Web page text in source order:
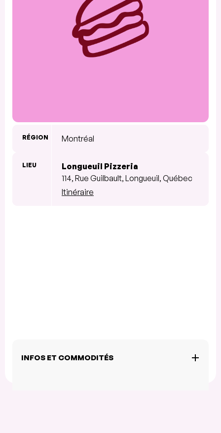
RÉGION Montréal
LIEU
Longueuil Pizzeria
114, Rue Guilbault, Longueuil, Québec
Itinéraire
INFOS ET COMMODITÉS